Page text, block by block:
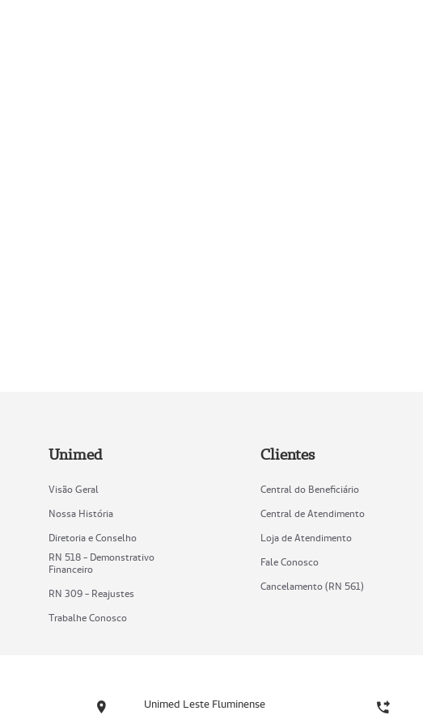
Unimed
Visão Geral
Nossa História
Diretoria e Conselho
RN 518 - Demonstrativo
Financeiro
RN 309 - Reajustes
Trabalhe Conosco
Clientes
Central do Beneficiário
Central de Atendimento
Loja de Atendimento
Fale Conosco
Cancelamento (RN 561)
Unimed Leste Fluminense